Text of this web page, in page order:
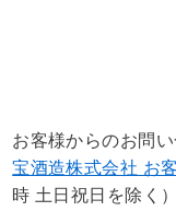
お客様からのお問
宝酒造株式会社 お
時 土日祝日を除く）